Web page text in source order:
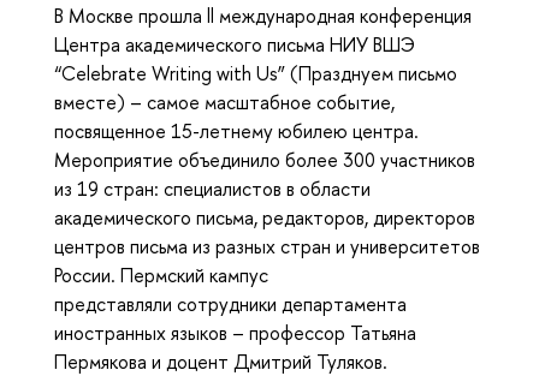
В Москве прошла ll международная конференция
Центра академического письма НИУ ВШЭ
“Celebrate Writing with Us” (Празднуем письмо
вместе) – самое масштабное событие,
посвященное 15-летнему юбилею центра.
Мероприятие объединило более 300 участников
из 19 стран: специалистов в области
академического письма, редакторов, директоров
центров письма из разных стран и университетов
России. Пермский кампус
представляли сотрудники департамента
иностранных языков – профессор Татьяна
Пермякова и доцент Дмитрий Туляков.